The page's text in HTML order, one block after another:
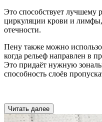
Это способствует
циркуляции крови и лимфы,
отечности.
Пену также можно
когда рельеф направлен в
Это придаёт нужную
способность слоёв
Читать далее